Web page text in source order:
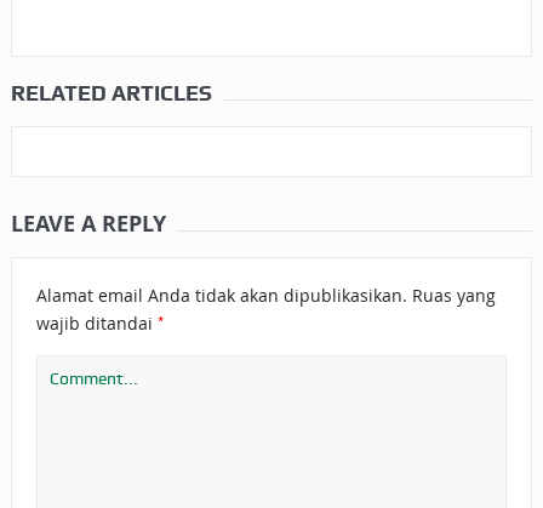
RELATED ARTICLES
LEAVE A REPLY
Alamat email Anda tidak akan dipublikasikan. Ruas yang
wajib ditandai *